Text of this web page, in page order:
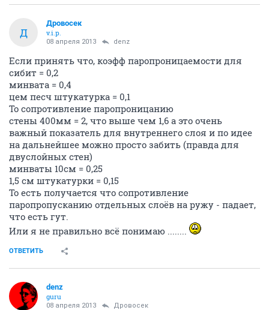
Д
Дровосек
v.i.p.
08 апреля 2013 denz
Если принять что, коэфф паропроницаемости для
сибит = 0,2
минвата = 0,4
цем песч штукатурка = 0,1
То сопротивление паропроницанию
стены 400мм = 2, что выше чем 1,6 а это очень
важный показатель для внутреннего слоя и по идее
на дальнейшее можно просто забить (правда для
двуслойных стен)
минваты 10см = 0,25
1,5 см штукатурки = 0,15
То есть получается что сопротивление
паропропусканию отдельных слоёв на ружу - падает,
что есть гут.
Или я не правильно всё понимаю ........
ОТВЕТИТЬ
denz
guru
08 апреля 2013 Дровосек